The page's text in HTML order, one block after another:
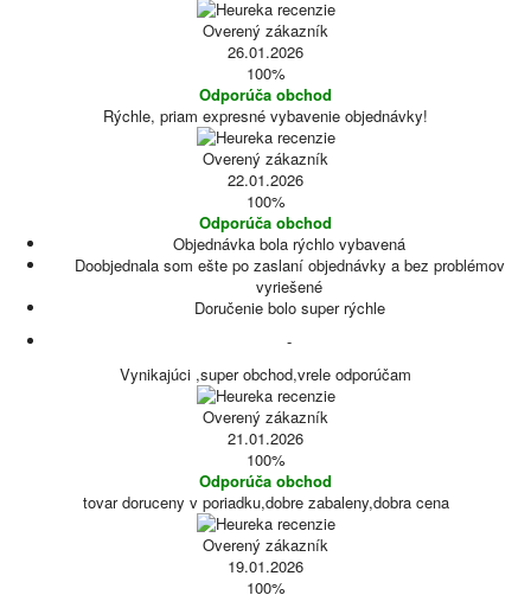
Overený zákazník
26.01.2026
100%
Odporúča obchod
Rýchle, priam expresné vybavenie objednávky!
Overený zákazník
22.01.2026
100%
Odporúča obchod
Objednávka bola rýchlo vybavená
Doobjednala som ešte po zaslaní objednávky a bez problémov
vyriešené
Doručenie bolo super rýchle
-
Vynikajúci ,super obchod,vrele odporúčam
Overený zákazník
21.01.2026
100%
Odporúča obchod
tovar doruceny v poriadku,dobre zabaleny,dobra cena
Overený zákazník
19.01.2026
100%